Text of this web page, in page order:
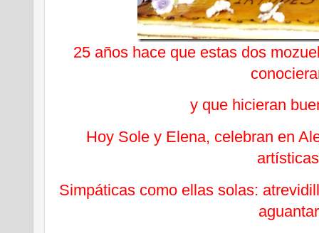
25 años hace que estas dos
y que hicieran
Hoy Sole y Elena, celebran en
Simpáticas como ellas solas: